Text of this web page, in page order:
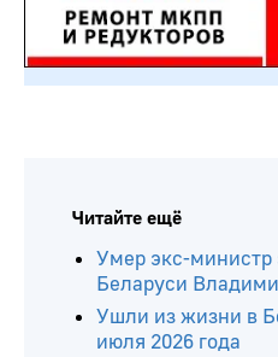
Читайте ещё
Умер экс-министр
Беларуси
Ушли из жизни в
июля 2026 года